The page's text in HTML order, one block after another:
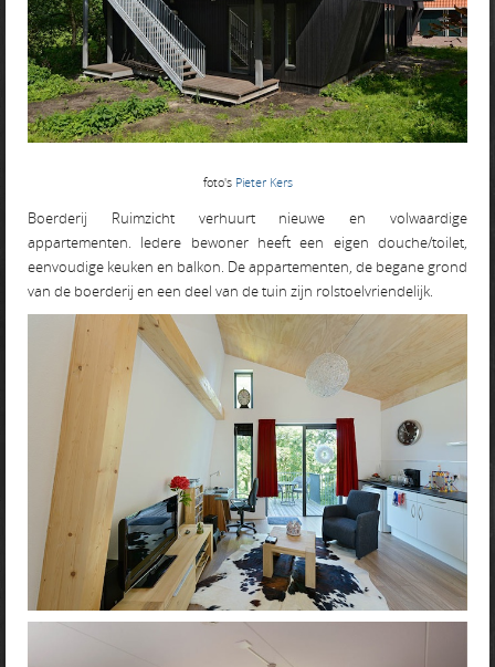
foto's Pieter Kers
Boerderij Ruimzicht verhuurt nieuwe en volwaardige
appartementen. Iedere bewoner heeft een eigen douche/toilet,
eenvoudige keuken en balkon. De appartementen, de begane grond
van de boerderij en een deel van de tuin zijn rolstoelvriendelijk.